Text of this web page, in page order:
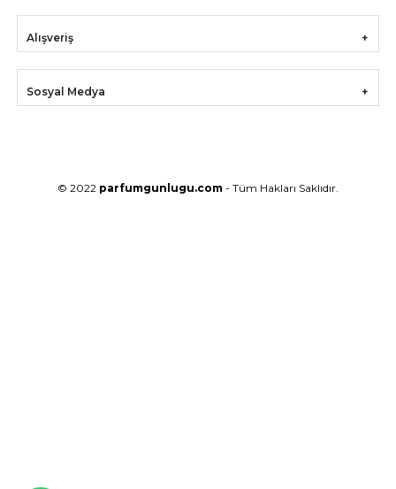
Alışveriş
Sosyal Medya
© 2022 parfumgunlugu.com - Tüm Hakları Saklıdır.